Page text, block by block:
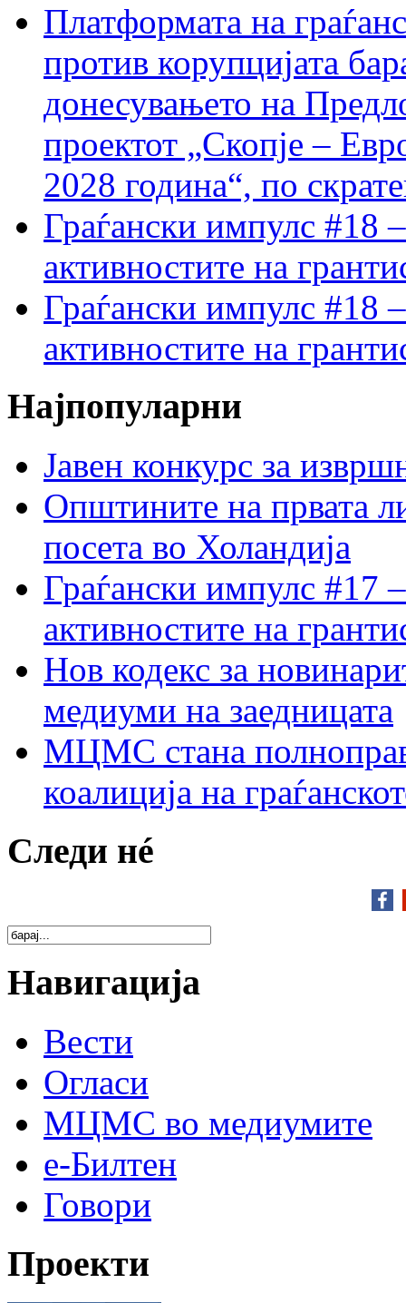
Платформата на
против корупцијата
донесувањето на
проектот „Скопје –
2028 година“, по
Граѓански импулс #18
активностите на
Граѓански импулс #18
активностите на
Најпопуларни
Јавен конкурс за
Општините на првата
посета во Холандија
Граѓански импулс #17
активностите на
Нов кодекс за
медиуми на заедницата
МЦМС стана
коалиција на
Следи нé
Навигација
Вести
Огласи
МЦМС во медиумите
е-Билтен
Говори
Проекти